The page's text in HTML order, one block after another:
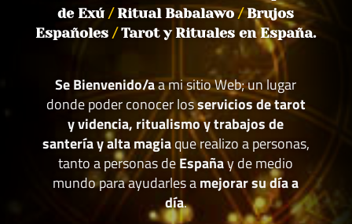
de Exú/Ritual Babalawo/Brujos
Españoles/Tarot y Rituales en España.
Se Bienvenido/aa mi sitio Web; un lugar
donde poder conocer losservicios de tarot
y videncia, ritualismo y trabajos de
santería y alta magiaque realizo a personas,
tanto a personas deEspañay de medio
mundo para ayudarles amejorar su día a
día.